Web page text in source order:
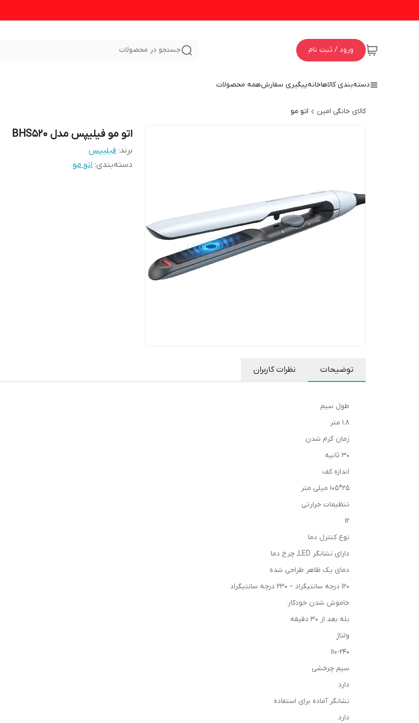
ورود / ثبت نام جستجو در محصولات
دسته‌بندی کالاهاخانهپیگیری سفارشهمه محصولات
کالای خانگی امین اتو مو
اتو مو فیلیپس مدل BHS520
برند: فیلیپس
دسته‌بندی:اتو مو
توضیحات نظرات کاربران
طول سیم
1.8 متر
زمان گرم شدن
30 ثانیه
اندازه کف
25*105 میلی متر
تنظیمات حرارتی
12
نوع کنترل دما
دارای نشانگر LED, چرخ دما
دمای یک ظاهر طراحی شده
120 درجه سانتیگراد – 230 درجه سانتیگراد
خاموش شدن خودکار
بله بعد از 30 دقیقه
ولتاژ
110-240
سیم چرخشی
دارد
نشانگر آماده برای استفاده
دارد